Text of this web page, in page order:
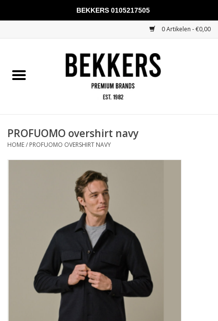
0 Artikelen - €0,00
Mannen
KADOBONNEN
PROFUOMO overshirt navy
HOME/ PROFUOMO OVERSHIRT NAVY
BEKKERS 0105217505